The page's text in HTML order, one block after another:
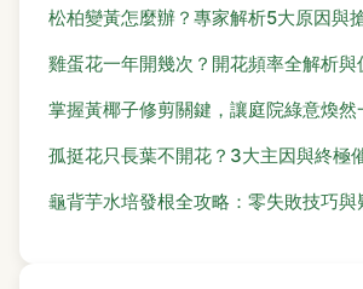
松柏變黃怎麼辦？專家解析5大原因與
雞蛋花一年開幾次？開花頻率全解析與
掌握黃椰子修剪關鍵，讓庭院綠意煥然
孤挺花只長葉不開花？3大主因與終極
龜背芋水培發根全攻略：零失敗技巧與